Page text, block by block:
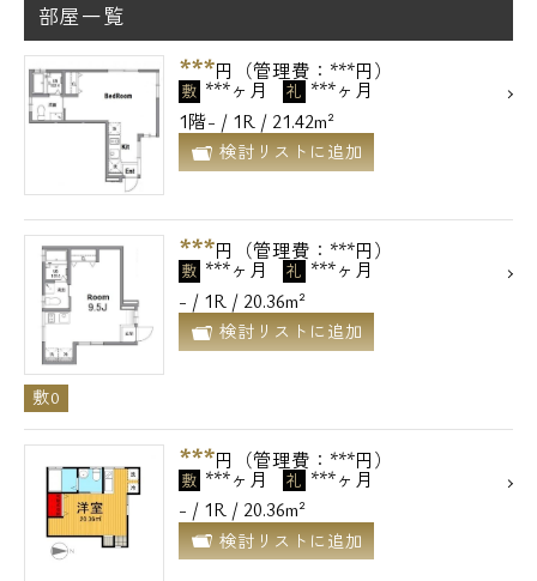
部屋一覧
***円（管理費：***円）
敷 ***ヶ月 礼 ***ヶ月
1階- / 1R / 21.42m²
検討リストに追加
***円（管理費：***円）
敷 ***ヶ月 礼 ***ヶ月
- / 1R / 20.36m²
検討リストに追加
敷0
***円（管理費：***円）
敷 ***ヶ月 礼 ***ヶ月
- / 1R / 20.36m²
検討リストに追加